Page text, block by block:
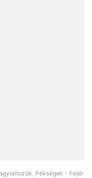
Pékségek - Fejér